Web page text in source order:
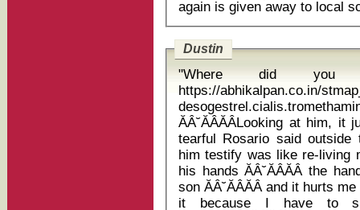
Dustin
"Where did you
https://abhikalpan.co.in/
ĂÂ˘ĂÂĂÂLooking at him,
tearful Rosario said outside
him testify was like re-living
his hands ĂÂ˘ĂÂĂÂ
son ĂÂ˘ĂÂĂÂ and it hurts
it because I have to